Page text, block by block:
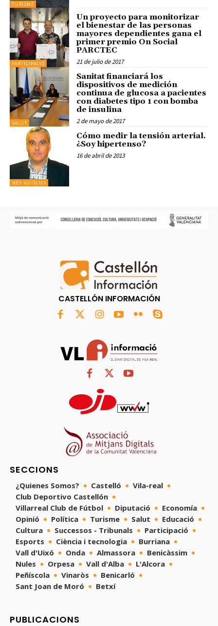
TURISME
PARTICIPACIÓ
Un proyecto para monitorizar
el bienestar de las personas
mayores dependientes gana el
primer premio On Social
PARCTEC
21 de julio de 2017
SALUT
Sanitat financiará los
dispositivos de medición
continua de glucosa a pacientes
con diabetes tipo 1 con bomba
de insulina
2 de mayo de 2017
MÉS NOTÍCIES
Cómo medir la tensión arterial.
¿Soy hipertenso?
16 de abril de 2013
CASTELLÓN INFORMACIÓN
SECCIONS
¿Quienes Somos? Castelló
Vila-real
Club Deportivo Castellón
Villarreal Club de Fútbol
Diputació
Economía
Opinió
Política Turisme Salut
Educació
Cultura
Successos - Tribunals
Participació
Esports
Ciència i tecnologia
Burriana
Vall d'Uixó
Onda Almassora
Benicàssim
Nules
Orpesa Vall d'Alba
L'Alcora
Peñíscola
Vinaròs
Benicarló
Sant Joan de Moró
Betxí
PUBLICACIONS